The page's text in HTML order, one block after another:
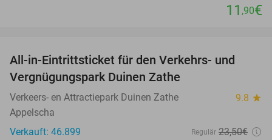
11 ,90€
All-in-Eintrittsticket für den Verkehrs- und
Vergnügungspark Duinen Zathe
Verkeers- en Attractiepark Duinen Zathe 9.8 star
Appelscha
Verkauft: 46.899
Regulär 23,50€